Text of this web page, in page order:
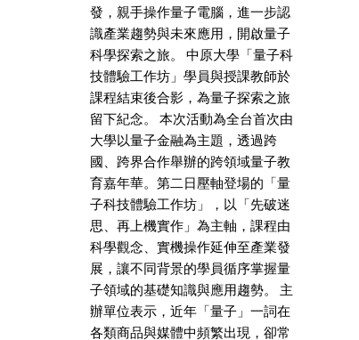
發，親手操作量子電腦，進一步認
識產業趨勢與未來應用，開啟量子
科學探索之旅。 中原大學「量子科
技體驗工作坊」學員與授課教師於
課程結束後合影，為量子探索之旅
留下紀念。 本次活動為全台首次由
大學以量子金融為主題，透過跨
國、跨界合作舉辦的跨領域量子教
育嘉年華。第二日壓軸登場的「量
子科技體驗工作坊」，以「先破迷
思、再上機實作」為主軸，課程由
科學觀念、實機操作延伸至產業發
展，讓不同背景的學員循序掌握量
子領域的基礎知識與應用趨勢。 主
辦單位表示，近年「量子」一詞在
各類商品與媒體中頻繁出現，卻常